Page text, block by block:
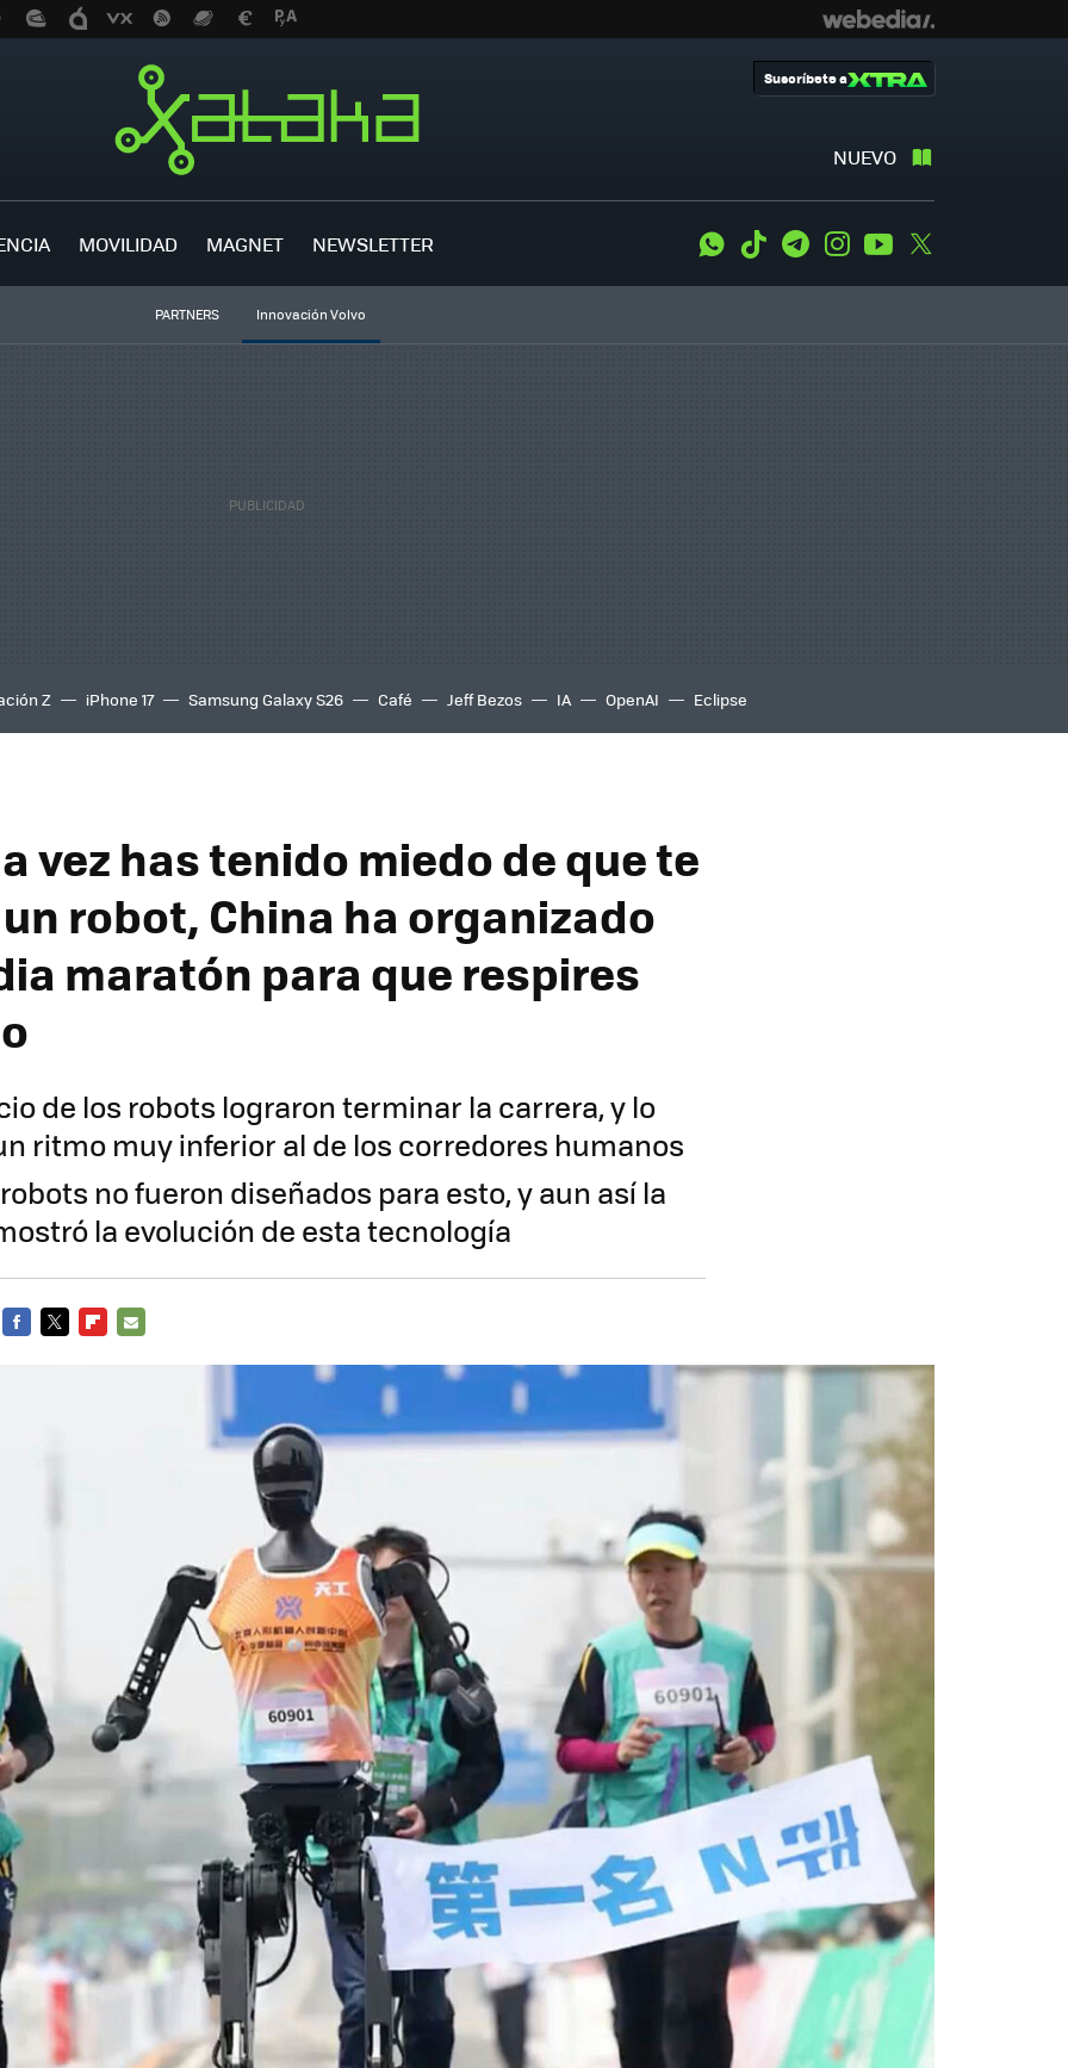
NUEVO
Suscríbete a
MOVILIDAD MAGNET NEWSLETTER WhatsApp
Tiktok TelegramInstagramYoutube
PARTNERS Innovación Volvo
Z iPhone 17 Samsung Galaxy S26 Café Jeff Bezos IA OpenAI Eclipse
vez has tenido miedo de que te
robot, China ha organizado
maratón para que respires
de los robots lograron terminar la carrera, y lo
ritmo muy inferior al de los corredores humanos
no fueron diseñados para esto, y aun así la
la evolución de esta tecnología